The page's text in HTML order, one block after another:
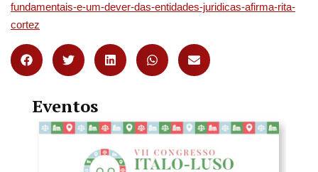
fundamentais-e-um-dever-das-entidades-juridicas-afirma-rita-
cortez
Eventos